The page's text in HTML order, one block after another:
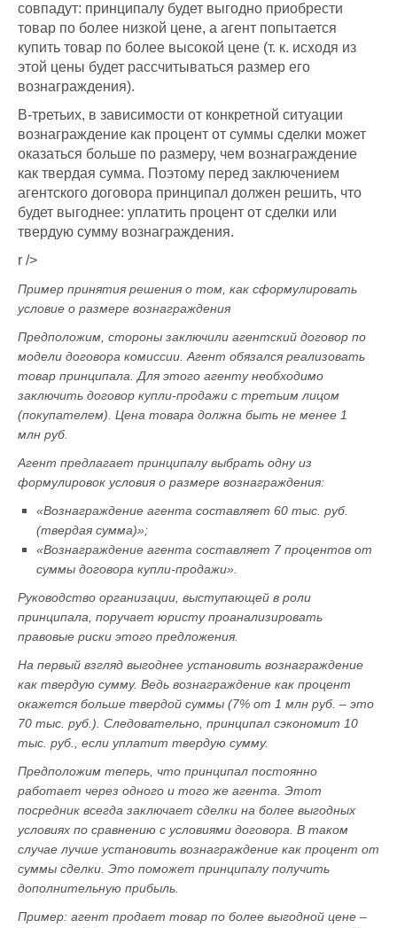
совпадут: принципалу будет выгодно приобрести
товар по более низкой цене, а агент попытается
купить товар по более высокой цене (т. к. исходя из
этой цены будет рассчитываться размер его
вознаграждения).
В-третьих, в зависимости от конкретной ситуации
вознаграждение как процент от суммы сделки может
оказаться больше по размеру, чем вознаграждение
как твердая сумма. Поэтому перед заключением
агентского договора принципал должен решить, что
будет выгоднее: уплатить процент от сделки или
твердую сумму вознаграждения.
r />
Пример принятия решения о том, как сформулировать
условие о размере вознаграждения
Предположим, стороны заключили агентский договор по
модели договора комиссии. Агент обязался реализовать
товар принципала. Для этого агенту необходимо
заключить договор купли-продажи с третьим лицом
(покупателем). Цена товара должна быть не менее 1
млн руб.
Агент предлагает принципалу выбрать одну из
формулировок условия о размере вознаграждения:
«Вознаграждение агента составляет 60 тыс. руб.
(твердая сумма)»;
«Вознаграждение агента составляет 7 процентов от
суммы договора купли-продажи».
Руководство организации, выступающей в роли
принципала, поручает юристу проанализировать
правовые риски этого предложения.
На первый взгляд выгоднее установить вознаграждение
как твердую сумму. Ведь вознаграждение как процент
окажется больше твердой суммы (7% от 1 млн руб. – это
70 тыс. руб.). Следовательно, принципал сэкономит 10
тыс. руб., если уплатит твердую сумму.
Предположим теперь, что принципал постоянно
работает через одного и того же агента. Этот
посредник всегда заключает сделки на более выгодных
условиях по сравнению с условиями договора. В таком
случае лучше установить вознаграждение как процент от
суммы сделки. Это поможет принципалу получить
дополнительную прибыль.
Пример: агент продает товар по более выгодной цене –